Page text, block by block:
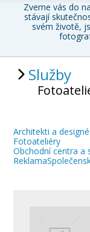
Zveme vás do
stávají
svém životě,
Služby
Architekti a
Fotoateliéry
Obchodní centra a
Reklama